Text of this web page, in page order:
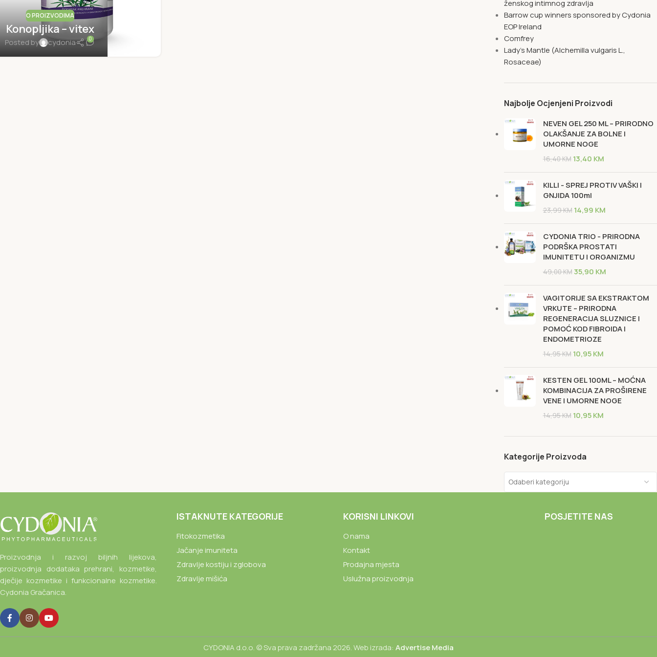
O PROIZVODIMA
Konopljika – vitex
Posted by cydonia 0
ženskog intimnog zdravlja
Barrow cup winners sponsored by Cydonia
EOP Ireland
Comfrey
Lady's Mantle (Alchemilla vulgaris L.,
Rosaceae)
Najbolje Ocjenjeni Proizvodi
NEVEN GEL 250 ML – PRIRODNO
OLAKŠANJE ZA BOLNE I
UMORNE NOGE
16,40KM 13,40 KM
KILLI - SPREJ PROTIV VAŠKI I
GNJIDA 100ml
23,99KM 14,99 KM
CYDONIA TRIO - PRIRODNA
PODRŠKA PROSTATI
IMUNITETU I ORGANIZMU
49,00KM35,90 KM
VAGITORIJE SA EKSTRAKTOM
VRKUTE – PRIRODNA
REGENERACIJA SLUZNICE I
POMOĆ KOD FIBROIDA I
ENDOMETRIOZE
14,95KM 10,95KM
KESTEN GEL 100ML – MOĆNA
KOMBINACIJA ZA PROŠIRENE
VENE I UMORNE NOGE
14,95KM 10,95KM
Kategorije Proizvoda
Odaberi kategoriju
Proizvodnja i razvoj biljnih lijekova,
proizvodnja dodataka prehrani, kozmetike,
dječije kozmetike i funkcionalne kozmetike.
Cydonia Gračanica.
ISTAKNUTE KATEGORIJE
Fitokozmetika
Jačanje imuniteta
Zdravlje kostiju i zglobova
Zdravlje mišića
KORISNI LINKOVI
O nama
Kontakt
Prodajna mjesta
Uslužna proizvodnja
POSJETITE NAS
CYDONIA d.o.o. © Sva prava zadržana 2026. Web izrada: Advertise Media